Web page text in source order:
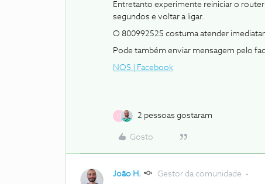
Entretanto experimente reiniciar o
segundos e voltar a ligar.
O 800992525 costuma atender
Pode também enviar mensagem pelo
NOS | Facebook
O 2 pessoas gostaram
Gosto
João H. Gestor da comunidade